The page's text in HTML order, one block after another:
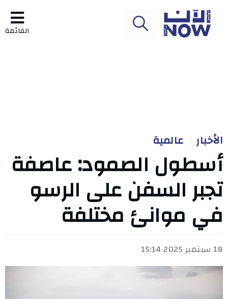
القائمة
الأخبار عالمية
أسطول الصمود: عاصفة
تجبر السفن على الرسو
في موانئ مختلفة
18 سبتمبر 2025 15:14